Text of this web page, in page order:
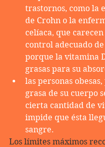
trastornos, como la
de Crohn o la
celíaca, que
control adecuado de
porque la vitamina
grasas para su
las personas
grasa de su cuerpo
cierta cantidad de
impide que ésta
sangre.
Los límites máximos